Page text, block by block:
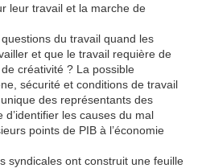
leur travail et la marche de
du travail quand les
et que le travail requière de
créativité ? La possible
sécurité et conditions de travail
des représentants des
les causes du mal
points de PIB à l’économie
syndicales ont construit une feuille